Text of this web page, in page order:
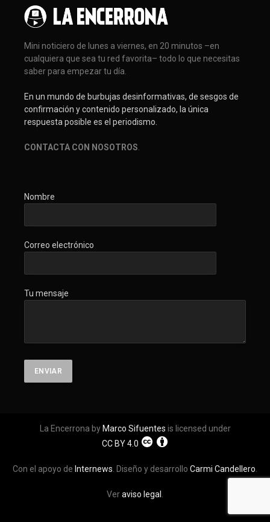
Mini noticiero de lunes a viernes, en 20 minutos –en
cualquiera que sea tu red favorita– todo lo que necesitas
saber para empezar tu día.
En un mundo de burbujas desinformativas, de sesgos de
confirmación y contenido personalizado, la única
respuesta posible es el periodismo.
CONTACTA CON NOSOTROS
Nombre
Correo electrónico
Tu mensaje
La Encerrona by Marco Sifuentes is licensed under
CC BY 4.0
Con el apoyo de Internews . Diseño y desarrollo Carmi Candellero
Veraviso legal